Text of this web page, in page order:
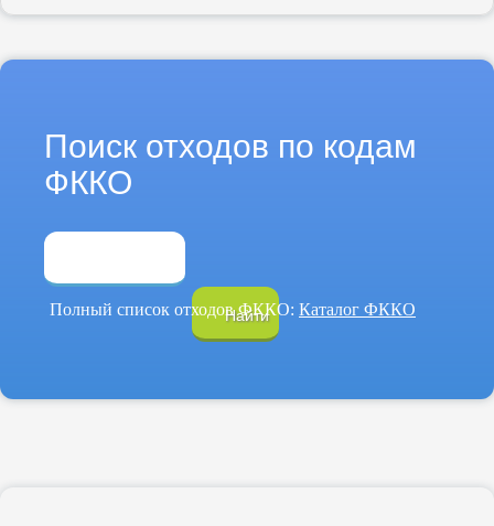
Поиск отходов по кодам
ФККО
Найти
Полный список отходов ФККО: Каталог ФККО